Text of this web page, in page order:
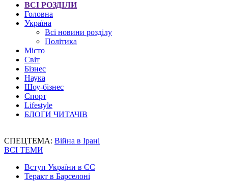
ВСІ РОЗДІЛИ
Головна
Україна
Всі новини розділу
Політика
Місто
Світ
Бізнес
Наука
Шоу-бізнес
Спорт
Lifestyle
БЛОГИ ЧИТАЧІВ
СПЕЦТЕМА: Війна в Ірані
ВСІ ТЕМИ
Вступ України в ЄС
Теракт в Барселоні